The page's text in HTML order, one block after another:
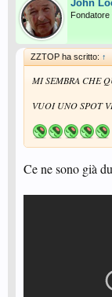
John
ZZTOP ha scritto: ↑
MI SEMBRA CHE
VUOI UNO SPOT
Ce ne sono già